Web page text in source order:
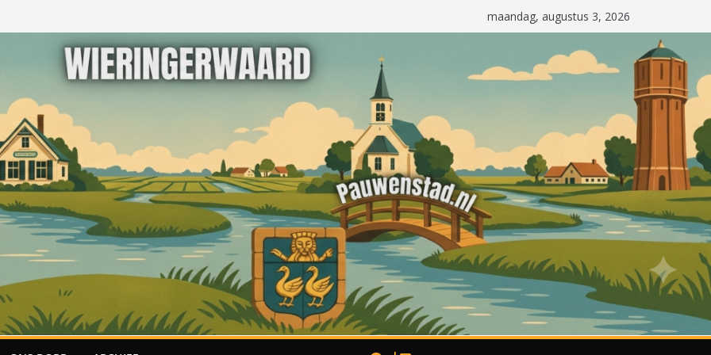
maandag, augustus 3, 2026